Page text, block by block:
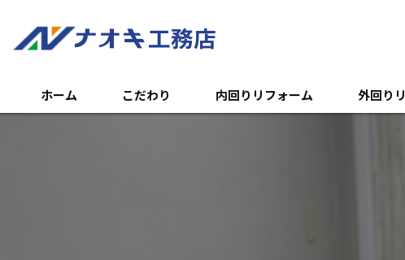
ホーム こだわり 内回りリフォーム 外回り